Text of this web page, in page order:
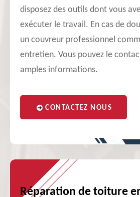
disposez des outils dont vous
exécuter le travail. En cas de
un couvreur professionnel
entretien. Vous pouvez le
amples informations.
CONTACTEZ NOUS
Réparation de toiture